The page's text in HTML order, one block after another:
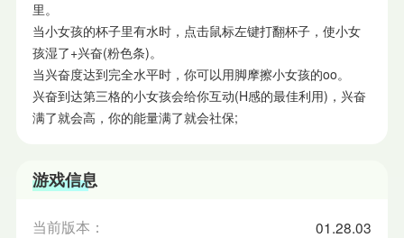
里。
当小女孩的杯子里有水时，点击鼠标左键打翻杯子，使小女
孩湿了+兴奋(粉色条)。
当兴奋度达到完全水平时，你可以用脚摩擦小女孩的oo。
兴奋到达第三格的小女孩会给你互动(H感的最佳利用)，兴奋
满了就会高，你的能量满了就会社保;
游戏信息
当前版本： 01.28.03